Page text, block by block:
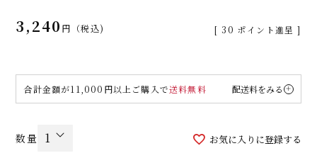
3,240 税込 [ 30 ポイント進呈 ]
合計金額が11,000円以上ご購入で送料無料 配送料をみる
お気に入りに登録する